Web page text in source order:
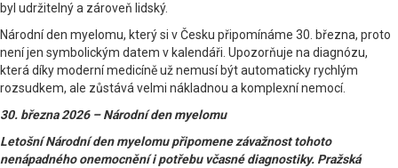
byl udržitelný a zároveň lidský.
Národní den myelomu, který si v Česku připomínáme 30. března, proto
není jen symbolickým datem v kalendáři. Upozorňuje na diagnózu,
která díky moderní medicíně už nemusí být automaticky rychlým
rozsudkem, ale zůstává velmi nákladnou a komplexní nemocí.
30. března 2026 – Národní den myelomu
Letošní Národní den myelomu připomene závažnost tohoto
nenápadného onemocnění i potřebu včasné diagnostiky. Pražská